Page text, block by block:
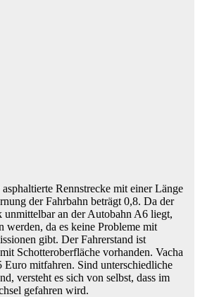
Rennstrecke mit einer Länge
der Fahrbahn beträgt 0,8. Da der
an der Autobahn A6 liegt,
werden, da es keine Probleme mit
gibt. Der Fahrerstand ist
Schotteroberfläche vorhanden. Vacha
Euro mitfahren. Sind unterschiedliche
versteht es sich von selbst, dass im
gefahren wird.